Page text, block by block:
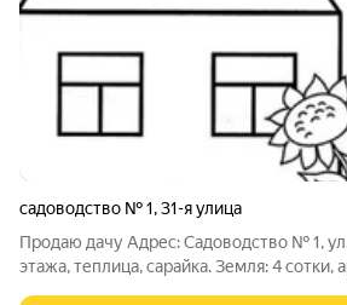
садоводство № 1,31-я улица
Продаю дачу Адрес: Садоводство № 1,
этажа, теплица, сарайка. Земля: 4 сотки,